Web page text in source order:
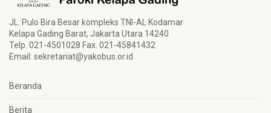
JL. Pulo Bira Besar kompleks TNI-AL Kodamar
Kelapa Gading Barat, Jakarta Utara 14240
Telp. 021-4501028 Fax. 021-45841432
Email: sekretariat@yakobus.or.id
Beranda
Berita